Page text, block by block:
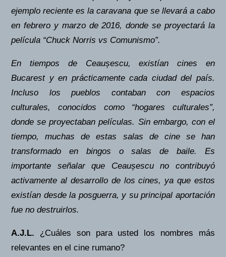
ejemplo reciente es la caravana que se llevará a cabo
en febrero y marzo de 2016, donde se proyectará la
película “Chuck Norris vs Comunismo”.
En tiempos de Ceaușescu, existían cines en
Bucarest y en prácticamente cada ciudad del país.
Incluso los pueblos contaban con espacios
culturales, conocidos como “hogares culturales”,
donde se proyectaban películas. Sin embargo, con el
tiempo, muchas de estas salas de cine se han
transformado en bingos o salas de baile. Es
importante señalar que Ceaușescu no contribuyó
activamente al desarrollo de los cines, ya que estos
existían desde la posguerra, y su principal aportación
fue no destruirlos.
A.J.L. ¿Cuáles son para usted los nombres más
relevantes en el cine rumano?